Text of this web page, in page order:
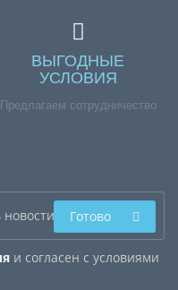
ВЫГОДНЫЕ
УСЛОВИЯ
Предлагаем сотрудничество
и согласен с условиями
Готово